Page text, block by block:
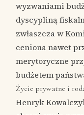
wyzwaniami
dyscypliną
zwłaszcza w
ceniona nawet
merytoryczne
budżetem
Życie prywatne i
Henryk